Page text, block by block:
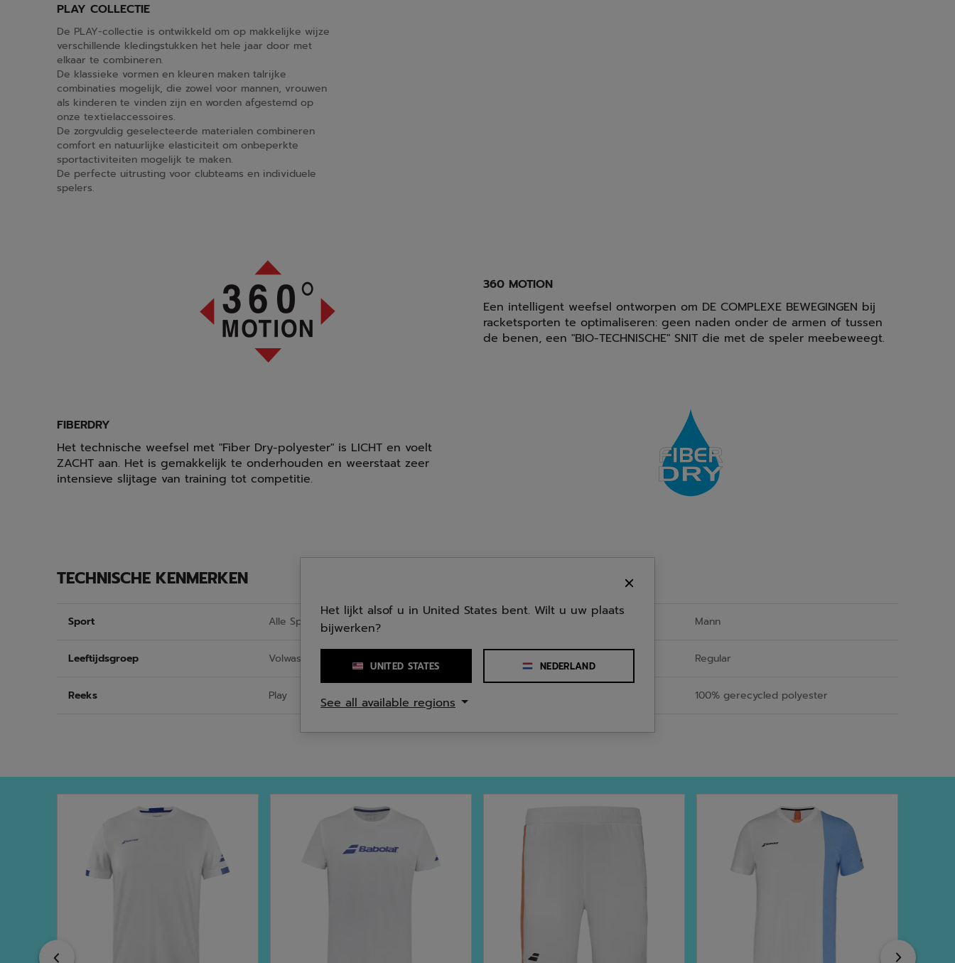
PLAY COLLECTIE
De PLAY-collectie is ontwikkeld om op makkelijke wijze
verschillende kledingstukken het hele jaar door met
elkaar te combineren.
De klassieke vormen en kleuren maken talrijke
combinaties mogelijk, die zowel voor mannen, vrouwen
als kinderen te vinden zijn en worden afgestemd op
onze textielaccessoires.
De zorgvuldig geselecteerde materialen combineren
comfort en natuurlijke elasticiteit om onbeperkte
sportactiviteiten mogelijk te maken.
De perfecte uitrusting voor clubteams en individuele
spelers.
360 MOTION
Een intelligent weefsel ontworpen om DE COMPLEXE BEWEGINGEN bij
racketsporten te optimaliseren: geen naden onder de armen of tussen
de benen, een "BIO-TECHNISCHE" SNIT die met de speler meebeweegt.
FIBERDRY
Het technische weefsel met "Fiber Dry-polyester" is LICHT en voelt
ZACHT aan. Het is gemakkelijk te onderhouden en weerstaat zeer
intensieve slijtage van training tot competitie.
TECHNISCHE KENMERKEN
Sport Alle Sporten Mann
Leeftijdsgroep Volwassene Regular
Reeks Play 100% gerecycled polyester
Het lijkt alsof u in United States bent. Wilt u uw plaats
bijwerken?
UNITED STATES NEDERLAND
See all available regions